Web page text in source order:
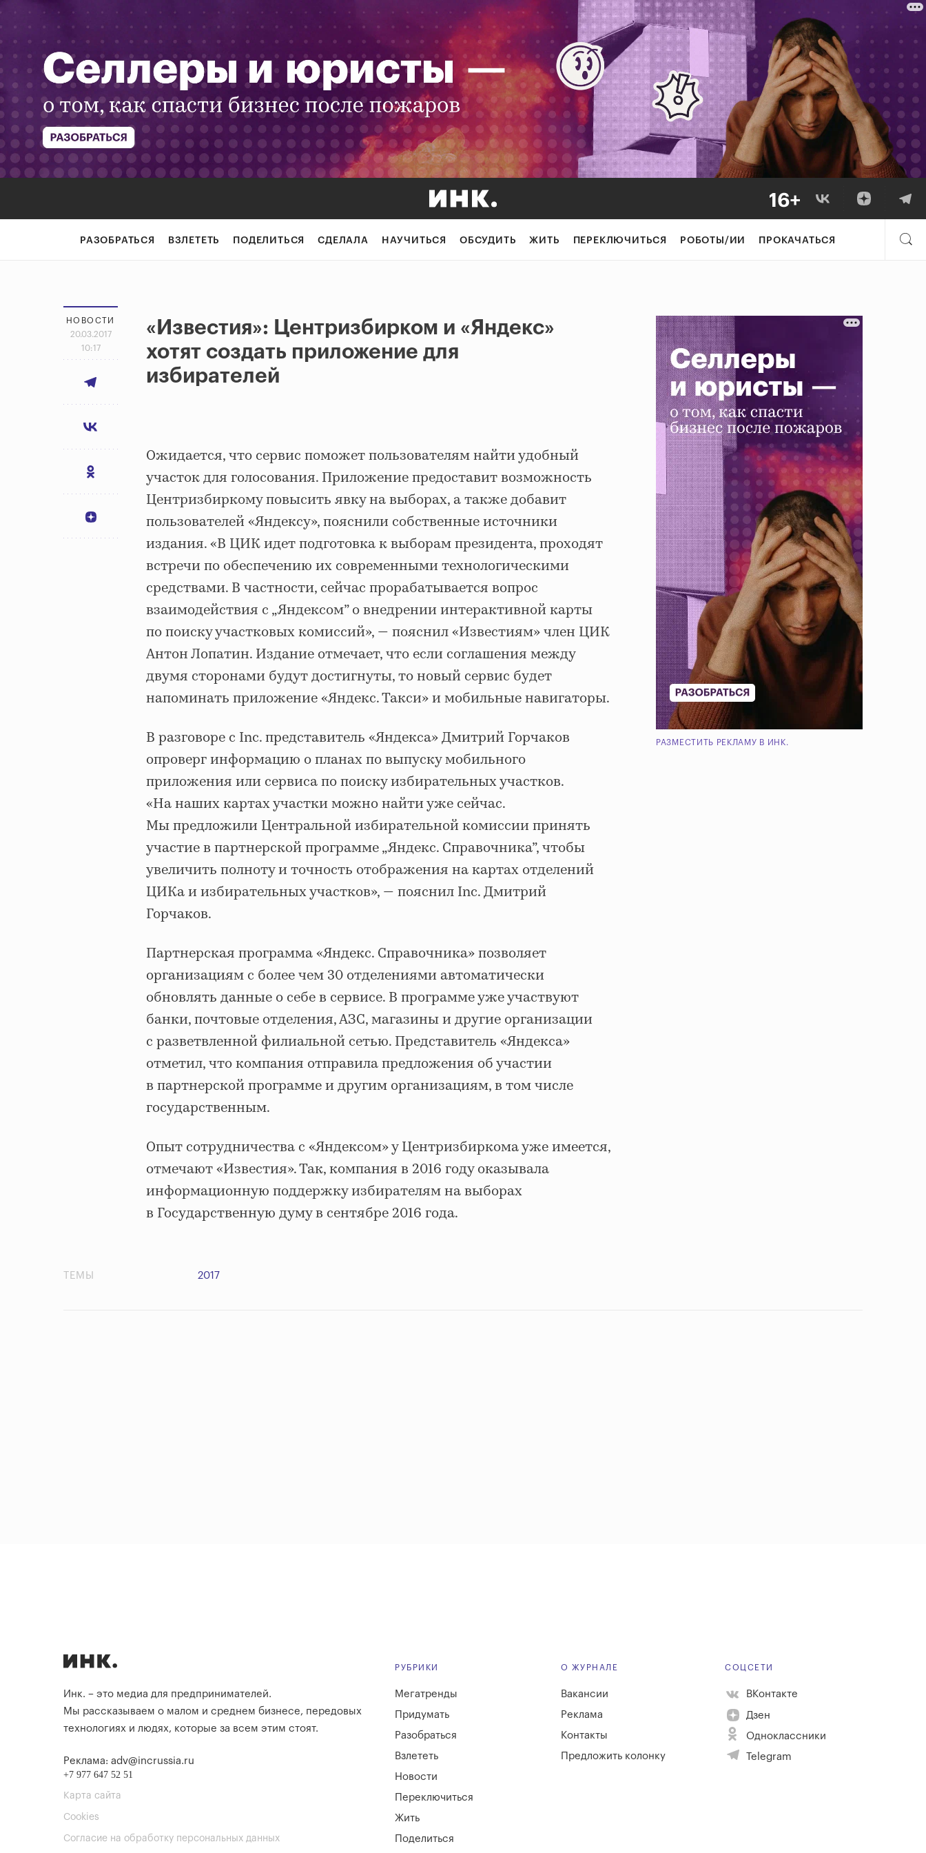
РАЗОБРАТЬСЯ ВЗЛЕТЕТЬ ПОДЕЛИТЬСЯ СДЕЛАЛА НАУЧИТЬСЯ ОБСУДИТЬ ЖИТЬ ПЕРЕКЛЮЧИТЬСЯ РОБОТЫ/ИИ ПРОКАЧАТЬСЯ
НОВОСТИ
20.03.2017
10:17
«Известия»: Центризбирком и «Яндекс»
хотят создать приложение для
избирателей
Ожидается, что сервис поможет пользователям найти удобный
участок для голосования. Приложение предоставит возможность
Центризбиркому повысить явку на выборах, а также добавит
пользователей «Яндексу», пояснили собственные источники
издания. «В ЦИК идет подготовка к выборам президента, проходят
встречи по обеспечению их современными технологическими
средствами. В частности, сейчас прорабатывается вопрос
взаимодействия с „Яндексом” о внедрении интерактивной карты
по поиску участковых комиссий», — пояснил «Известиям» член ЦИК
Антон Лопатин. Издание отмечает, что если соглашения между
двумя сторонами будут достигнуты, то новый сервис будет
напоминать приложение «Яндекс. Такси» и мобильные навигаторы.
В разговоре с Inc. представитель «Яндекса» Дмитрий Горчаков
опроверг информацию о планах по выпуску мобильного
приложения или сервиса по поиску избирательных участков.
«На наших картах участки можно найти уже сейчас.
Мы предложили Центральной избирательной комиссии принять
участие в партнерской программе „Яндекс. Справочника”, чтобы
увеличить полноту и точность отображения на картах отделений
ЦИКа и избирательных участков», — пояснил Inc. Дмитрий
Горчаков.
Партнерская программа «Яндекс. Справочника» позволяет
организациям с более чем 30 отделениями автоматически
обновлять данные о себе в сервисе. В программе уже участвуют
банки, почтовые отделения, АЗС, магазины и другие организации
с разветвленной филиальной сетью. Представитель «Яндекса»
отметил, что компания отправила предложения об участии
в партнерской программе и другим организациям, в том числе
государственным.
Опыт сотрудничества с «Яндексом» у Центризбиркома уже имеется,
отмечают «Известия». Так, компания в 2016 году оказывала
информационную поддержку избирателям на выборах
в Государственную думу в сентябре 2016 года.
РАЗМЕСТИТЬ РЕКЛАМУ В ИНК.
ТЕМЫ 2017
Инк. – это медиа для предпринимателей.
Мы рассказываем о малом и среднем бизнесе, передовых
технологиях и людях, которые за всем этим стоят.
Реклама: adv@incrussia.ru
+7 977 647 52 51
Карта сайта
Cookies
Согласие на обработку персональных данных
РУБРИКИ
Мегатренды
Придумать
Разобраться
Взлететь
Новости
Переключиться
Жить
Поделиться
О ЖУРНАЛЕ
Вакансии
Реклама
Контакты
Предложить колонку
СОЦСЕТИ
ВКонтакте
Дзен
Одноклассники
Telegram